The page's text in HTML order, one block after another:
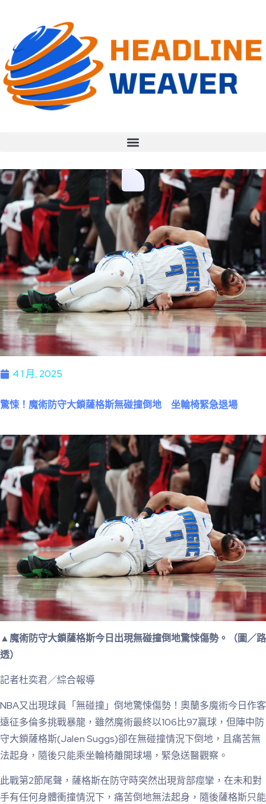
4 1 月, 2025
驚悚！魔術防守大鎖薩格斯無碰撞倒地 坐輪椅緊急退場
▲魔術防守大鎖薩格斯今日出現無碰撞倒地驚悚傷勢。（圖／路
透）
記者杜奕君／綜合報導
NBA又出現球員「無碰撞」倒地驚悚傷勢！奧蘭多魔術今日作客
遠征多倫多挑戰暴龍，雖然魔術最終以106比97贏球，但陣中防
守大鎖薩格斯(Jalen Suggs)卻在無碰撞情況下倒地，且痛苦無
法起身，隨後只能乘坐輪椅離開球場，緊急送醫觀察。
此戰第2節尾聲，薩格斯在防守時突然出現背部痙攣，在未和對
手有任何身體衝撞情況下，痛苦倒地無法起身，隨後薩格斯只能